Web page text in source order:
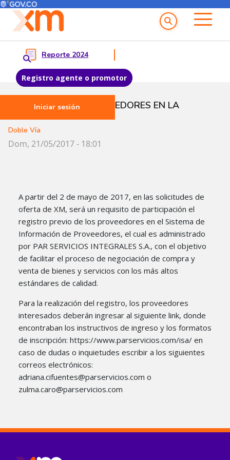
Pasar al contenido principal
Menú del Usuario
Reporte 2024
Registro agente o promotor
Iniciar sesión
Menu principal
REGISTRO DE PROVEEDORES EN LA
Doble Vía
Dom, 21/05/2017 - 18:01
A partir del 2 de mayo de 2017, en las solicitudes de
oferta de XM, será un requisito de participación el
registro previo de los proveedores en el Sistema de
Información de Proveedores, el cual es administrado
por PAR SERVICIOS INTEGRALES S.A., con el objetivo
de facilitar el proceso de negociación de compra y
venta de bienes y servicios con los más altos
estándares de calidad.
Para la realización del registro, los proveedores
interesados deberán ingresar al siguiente link, donde
encontraban los instructivos de ingreso y los formatos
de inscripción: https://www.parservicios.com/isa/ en
caso de dudas o inquietudes escribir a los siguientes
correos electrónicos:
adriana.cifuentes@parservicios.com o
zulma.caro@parservicios.com​